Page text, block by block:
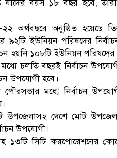
বয়স ১৮ বছর হবে, তারা
অর্থবছরে অনুষ্ঠিত হয়েছে
ইউনিয়ন পরিষদের
হয়নি ১০৮টি ইউনিয়ন পরিষদের।
চলতি বছরই নির্বাচন
উপযোগী হবে।
মধ্যে নির্বাচন
উপজেলাসহ দেশে মোট
উপযোগী।
সিটি করপোরেশনের